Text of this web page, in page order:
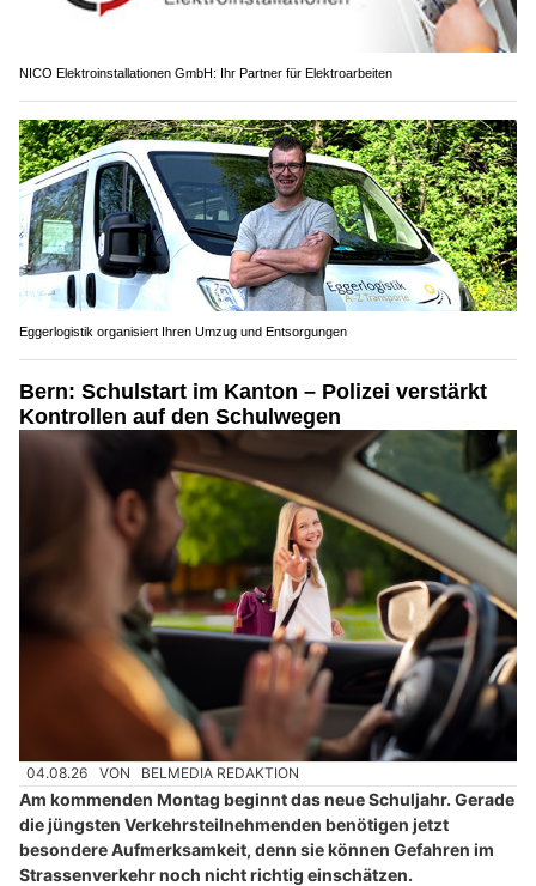
NICO Elektroinstallationen GmbH: Ihr Partner für Elektroarbeiten
Eggerlogistik organisiert Ihren Umzug und Entsorgungen
Bern: Schulstart im Kanton – Polizei verstärkt
Kontrollen auf den Schulwegen
04.08.26 VON BELMEDIA REDAKTION
Am kommenden Montag beginnt das neue Schuljahr. Gerade
die jüngsten Verkehrsteilnehmenden benötigen jetzt
besondere Aufmerksamkeit, denn sie können Gefahren im
Strassenverkehr noch nicht richtig einschätzen.